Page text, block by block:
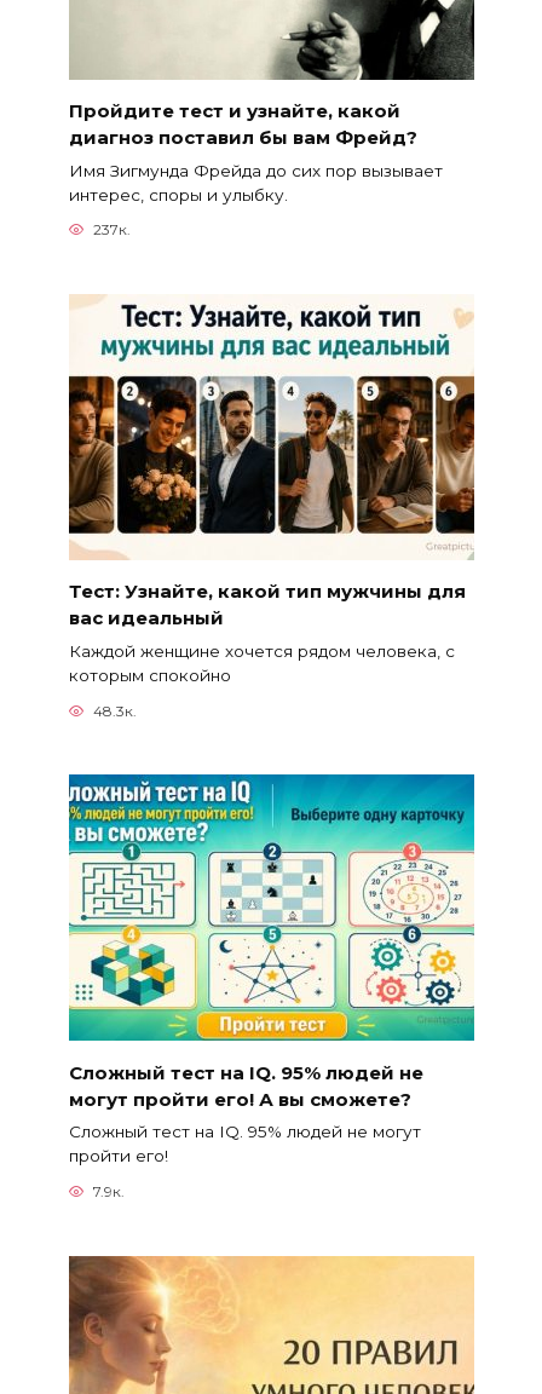
Пройдите тест и узнайте, какой
диагноз поставил бы вам Фрейд?
Имя Зигмунда Фрейда до сих пор вызывает
интерес, споры и улыбку.
237к.
Тест: Узнайте, какой тип мужчины для
вас идеальный
Каждой женщине хочется рядом человека, с
которым спокойно
48.3к.
Сложный тест на IQ. 95% людей не
могут пройти его! А вы сможете?
Сложный тест на IQ. 95% людей не могут
пройти его!
7.9к.